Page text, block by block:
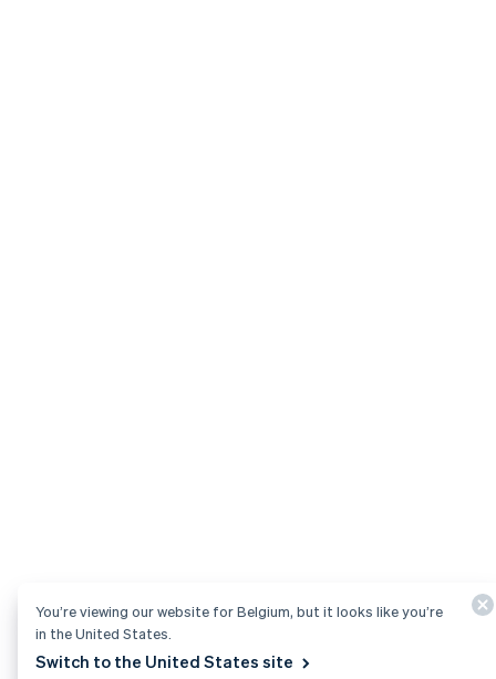
You’re viewing our website for Belgium, but it looks like you’re
in the United States.
Switch to the United States site